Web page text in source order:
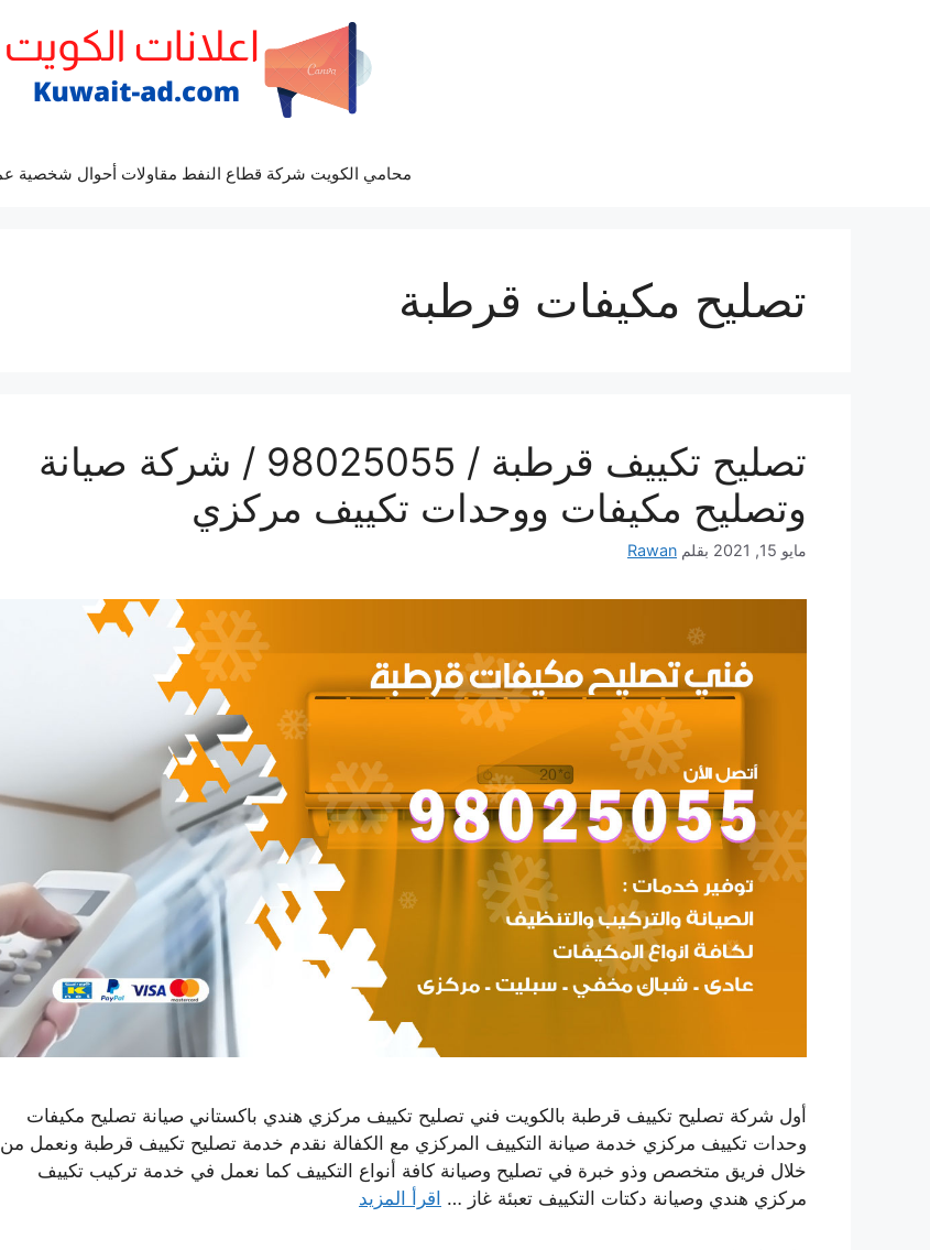
محامي الكويت شركة قطاع النفط مقاولات أحوال شخصية
تصليح مكيفات قرطبة
تصليح تكييف قرطبة / 98025055 / شركة صيانة
وتصليح مكيفات ووحدات تكييف مركزي
مايو 15, 2021 بقلم Rawan
أول شركة تصليح تكييف قرطبة بالكويت فني تصليح تكييف مركزي هندي باكستاني صيانة تصليح مكيفات
وحدات تكييف مركزي خدمة صيانة التكييف المركزي مع الكفالة نقدم خدمة تصليح تكييف قرطبة ونعمل من
خلال فريق متخصص وذو خبرة في تصليح وصيانة كافة أنواع التكييف كما نعمل في خدمة تركيب تكييف
مركزي هندي وصيانة دكتات التكييف تعبئة غاز … اقرأ المزيد